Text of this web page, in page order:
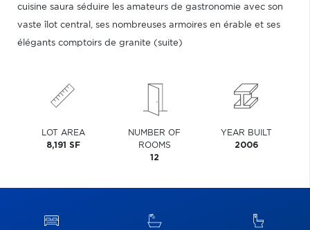
cuisine saura séduire les amateurs de gastronomie avec son
vaste îlot central, ses nombreuses armoires en érable et ses
élégants comptoirs de granite (suite)
LOT AREA
8,191 SF
NUMBER OF
ROOMS
12
YEAR BUILT
2006